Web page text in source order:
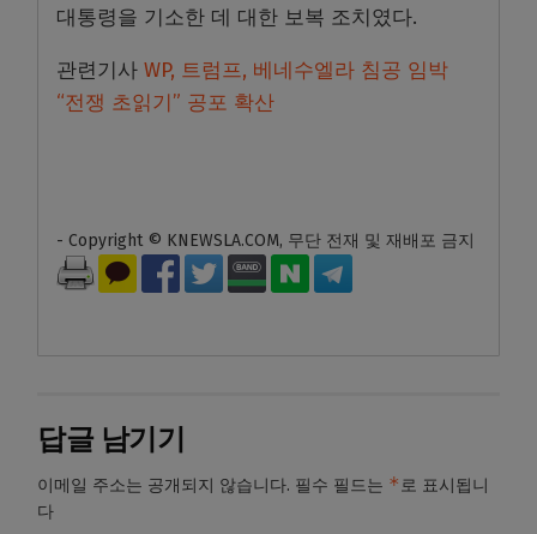
대통령을 기소한 데 대한 보복 조치였다.
관련기사 WP, 트럼프, 베네수엘라 침공 임박
“전쟁 초읽기” 공포 확산
- Copyright © KNEWSLA.COM, 무단 전재 및 재배포 금지
답글 남기기
이메일 주소는 공개되지 않습니다. 필수 필드는 *로 표시됩니
다